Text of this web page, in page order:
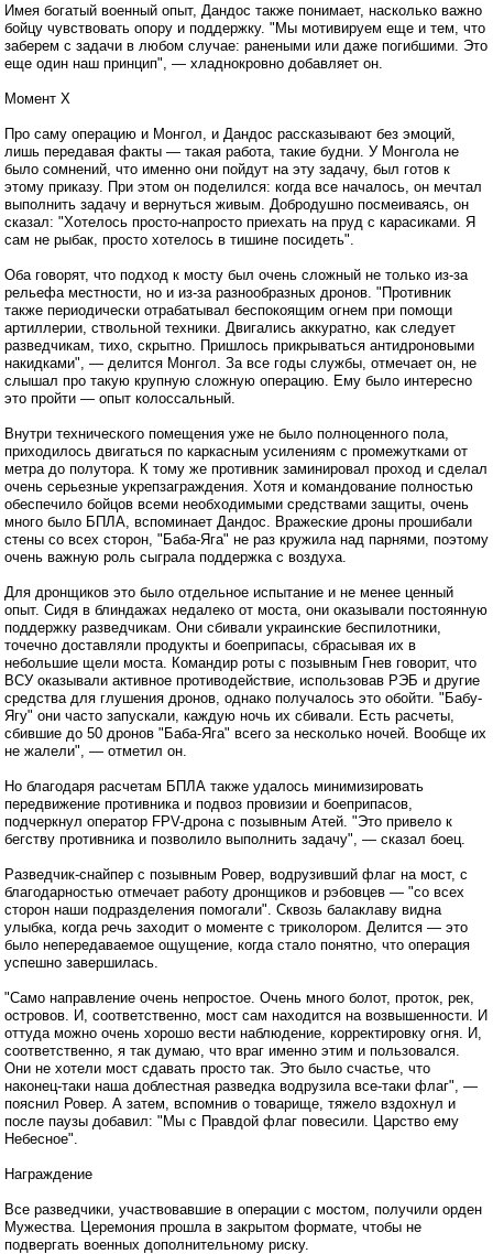
Имея богатый военный опыт, Дандос также понимает, насколько важно
бойцу чувствовать опору и поддержку. "Мы мотивируем еще и тем, что
заберем с задачи в любом случае: ранеными или даже погибшими. Это
еще один наш принцип", — хладнокровно добавляет он.
Момент Х
Про саму операцию и Монгол, и Дандос рассказывают без эмоций,
лишь передавая факты — такая работа, такие будни. У Монгола не
было сомнений, что именно они пойдут на эту задачу, был готов к
этому приказу. При этом он поделился: когда все началось, он мечтал
выполнить задачу и вернуться живым. Добродушно посмеиваясь, он
сказал: "Хотелось просто-напросто приехать на пруд с карасиками. Я
сам не рыбак, просто хотелось в тишине посидеть".
Оба говорят, что подход к мосту был очень сложный не только из-за
рельефа местности, но и из-за разнообразных дронов. "Противник
также периодически отрабатывал беспокоящим огнем при помощи
артиллерии, ствольной техники. Двигались аккуратно, как следует
разведчикам, тихо, скрытно. Пришлось прикрываться антидроновыми
накидками", — делится Монгол. За все годы службы, отмечает он, не
слышал про такую крупную сложную операцию. Ему было интересно
это пройти — опыт колоссальный.
Внутри технического помещения уже не было полноценного пола,
приходилось двигаться по каркасным усилениям с промежутками от
метра до полутора. К тому же противник заминировал проход и сделал
очень серьезные укрепзаграждения. Хотя и командование полностью
обеспечило бойцов всеми необходимыми средствами защиты, очень
много было БПЛА, вспоминает Дандос. Вражеские дроны прошибали
стены со всех сторон, "Баба-Яга" не раз кружила над парнями, поэтому
очень важную роль сыграла поддержка с воздуха.
Для дронщиков это было отдельное испытание и не менее ценный
опыт. Сидя в блиндажах недалеко от моста, они оказывали постоянную
поддержку разведчикам. Они сбивали украинские беспилотники,
точечно доставляли продукты и боеприпасы, сбрасывая их в
небольшие щели моста. Командир роты с позывным Гнев говорит, что
ВСУ оказывали активное противодействие, использовав РЭБ и другие
средства для глушения дронов, однако получалось это обойти. "Бабу-
Ягу" они часто запускали, каждую ночь их сбивали. Есть расчеты,
сбившие до 50 дронов "Баба-Яга" всего за несколько ночей. Вообще их
не жалели", — отметил он.
Но благодаря расчетам БПЛА также удалось минимизировать
передвижение противника и подвоз провизии и боеприпасов,
подчеркнул оператор FPV-дрона с позывным Атей. "Это привело к
бегству противника и позволило выполнить задачу", — сказал боец.
Разведчик-снайпер с позывным Ровер, водрузивший флаг на мост, с
благодарностью отмечает работу дронщиков и рэбовцев — "со всех
сторон наши подразделения помогали". Сквозь балаклаву видна
улыбка, когда речь заходит о моменте с триколором. Делится — это
было непередаваемое ощущение, когда стало понятно, что операция
успешно завершилась.
"Само направление очень непростое. Очень много болот, проток, рек,
островов. И, соответственно, мост сам находится на возвышенности. И
оттуда можно очень хорошо вести наблюдение, корректировку огня. И,
соответственно, я так думаю, что враг именно этим и пользовался.
Они не хотели мост сдавать просто так. Это было счастье, что
наконец-таки наша доблестная разведка водрузила все-таки флаг", —
пояснил Ровер. А затем, вспомнив о товарище, тяжело вздохнул и
после паузы добавил: "Мы с Правдой флаг повесили. Царство ему
Небесное".
Награждение
Все разведчики, участвовавшие в операции с мостом, получили орден
Мужества. Церемония прошла в закрытом формате, чтобы не
подвергать военных дополнительному риску.